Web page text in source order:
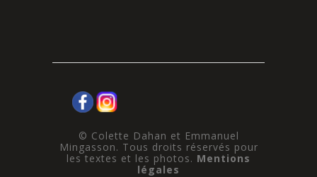
© Colette Dahan et Emmanuel
Mingasson. Tous droits réservés pour
les textes et les photos. Mentions
légales